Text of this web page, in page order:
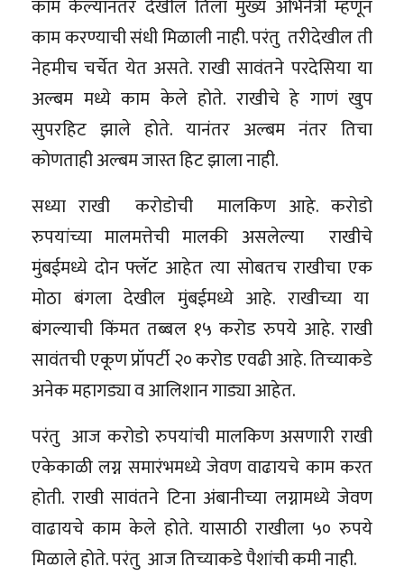
काम केल्यानंतर देखील तिला मुख्य अभिनेत्री म्हणून
काम करण्याची संधी मिळाली नाही. परंतु तरीदेखील ती
नेहमीच चर्चेत येत असते. राखी सावंतने परदेसिया या
अल्बम मध्ये काम केले होते. राखीचे हे गाणं खुप
सुपरहिट झाले होते. यानंतर अल्बम नंतर तिचा
कोणताही अल्बम जास्त हिट झाला नाही.
सध्या राखी करोडोची मालकिण आहे. करोडो
रुपयांच्या मालमत्तेची मालकी असलेल्या राखीचे
मुंबईमध्ये दोन फ्लॅट आहेत त्या सोबतच राखीचा एक
मोठा बंगला देखील मुंबईमध्ये आहे. राखीच्या या
बंगल्याची किंमत तब्बल १५ करोड रुपये आहे. राखी
सावंतची एकूण प्रॉपर्टी २० करोड एवढी आहे. तिच्याकडे
अनेक महागड्या व आलिशान गाड्या आहेत.
परंतु आज करोडो रुपयांची मालकिण असणारी राखी
एकेकाळी लग्न समारंभमध्ये जेवण वाढायचे काम करत
होती. राखी सावंतने टिना अंबानीच्या लग्नामध्ये जेवण
वाढायचे काम केले होते. यासाठी राखीला ५० रुपये
मिळाले होते. परंतु आज तिच्याकडे पैशांची कमी नाही.